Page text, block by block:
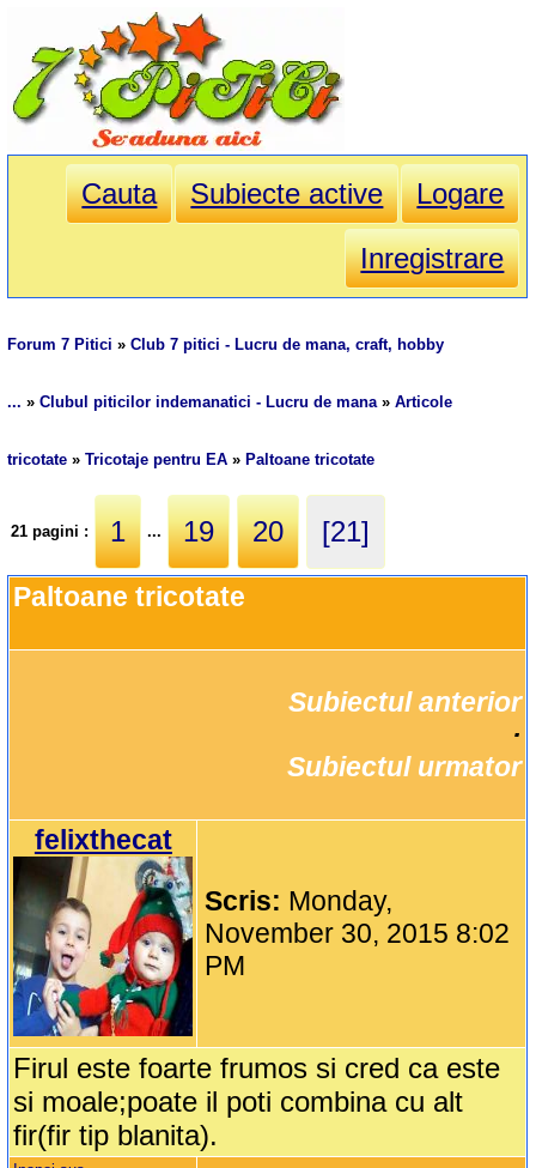
Cauta Subiecte active
Logare
Inregistrare
Forum 7 Pitici »Club 7 pitici - Lucru de mana, craft, hobby
... »Clubul piticilor indemanatici - Lucru de mana»Articole
tricotate »Tricotaje pentru EA » Paltoane tricotate
21 pagini : 1 ... 19 20 [21]
Paltoane tricotate
Subiectul anterior
Subiectul urmator
felixthecat
Scris: Monday,
November 30, 2015 8:02
PM
Firul este foarte frumos si cred ca este
si moale;poate il poti combina cu alt
fir(fir tip blanita).